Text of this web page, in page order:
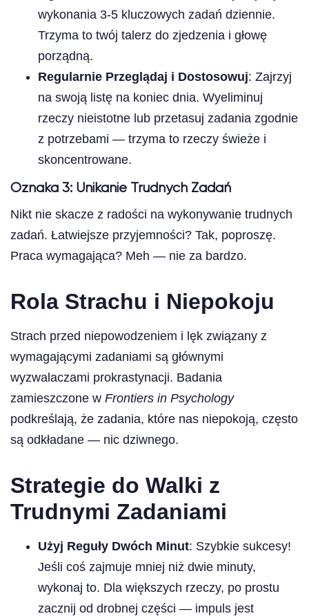
wykonania 3-5 kluczowych zadań dziennie.
Trzyma to twój talerz do zjedzenia i głowę
porządną.
Regularnie Przeglądaj i Dostosowuj: Zajrzyj
na swoją listę na koniec dnia. Wyeliminuj
rzeczy nieistotne lub przetasuj zadania zgodnie
z potrzebami — trzyma to rzeczy świeże i
skoncentrowane.
Oznaka 3: Unikanie Trudnych Zadań
Nikt nie skacze z radości na wykonywanie trudnych
zadań. Łatwiejsze przyjemności? Tak, poproszę.
Praca wymagająca? Meh — nie za bardzo.
Rola Strachu i Niepokoju
Strach przed niepowodzeniem i lęk związany z
wymagającymi zadaniami są głównymi
wyzwalaczami prokrastynacji. Badania
zamieszczone w Frontiers in Psychology
podkreślają, że zadania, które nas niepokoją, często
są odkładane — nic dziwnego.
Strategie do Walki z
Trudnymi Zadaniami
Użyj Reguły Dwóch Minut: Szybkie sukcesy!
Jeśli coś zajmuje mniej niż dwie minuty,
wykonaj to. Dla większych rzeczy, po prostu
zacznij od drobnej części — impuls jest